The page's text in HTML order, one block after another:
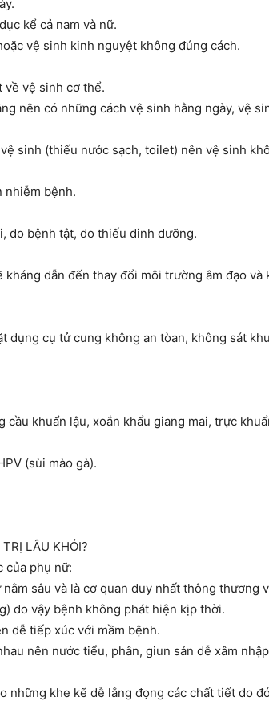
kể cả nam và nữ.
vệ sinh kinh nguyệt không đúng cách.
về vệ sinh cơ thể.
nên có những cách vệ sinh hằng ngày, vệ
sinh (thiếu nước sạch, toilet) nên vệ sinh
nhiễm bệnh.
do bệnh tật, do thiếu dinh dưỡng.
dẫn đến thay đổi môi trường âm đạo và
dụng cụ tử cung không an tòan, không sát
cầu khuẩn lậu, xoắn khẩu giang mai, trực
(sùi mào gà).
LÂU KHỎI?
của phụ nữ:
sâu và là cơ quan duy nhất thông thương
do vậy bệnh không phát hiện kịp thời.
dễ tiếp xúc với mầm bệnh.
nên nước tiểu, phân, giun sán dễ xâm
những khe kẽ dễ lắng đọng các chất tiết do